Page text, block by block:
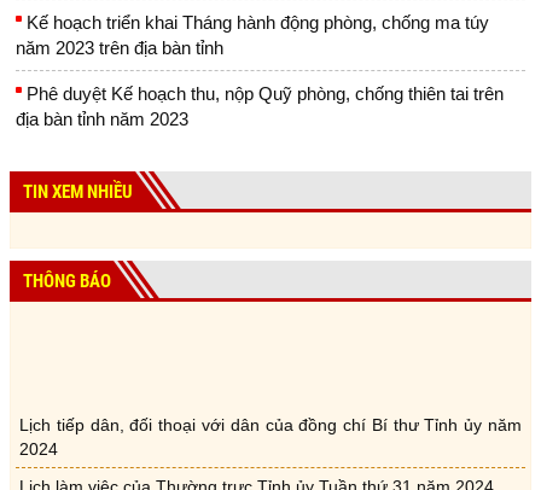
Kế hoạch triển khai Tháng hành động phòng, chống ma túy
năm 2023 trên địa bàn tỉnh
Phê duyệt Kế hoạch thu, nộp Quỹ phòng, chống thiên tai trên
địa bàn tỉnh năm 2023
TIN XEM NHIỀU
THÔNG BÁO
2024
Lịch làm việc của Thường trực Tỉnh ủy Tuần thứ 31 năm 2024